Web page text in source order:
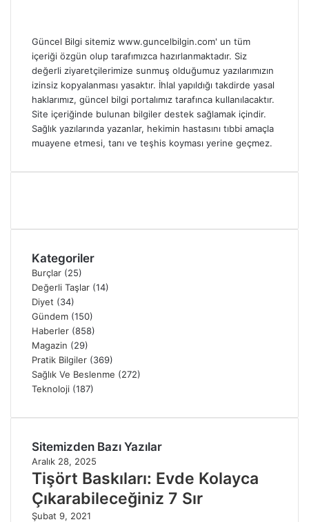
Güncel Bilgi sitemiz www.guncelbilgin.com' un tüm
içeriği özgün olup tarafımızca hazırlanmaktadır. Siz
değerli ziyaretçilerimize sunmuş olduğumuz yazılarımızın
izinsiz kopyalanması yasaktır. İhlal yapıldığı takdirde yasal
haklarımız, güncel bilgi portalımız tarafınca kullanılacaktır.
Site içeriğinde bulunan bilgiler destek sağlamak içindir.
Sağlık yazılarında yazanlar, hekimin hastasını tıbbi amaçla
muayene etmesi, tanı ve teşhis koyması yerine geçmez.
Kategoriler
Burçlar (25)
Değerli Taşlar (14)
Diyet (34)
Gündem (150)
Haberler (858)
Magazin (29)
Pratik Bilgiler (369)
Sağlık Ve Beslenme (272)
Teknoloji (187)
Sitemizden Bazı Yazılar
Aralık 28, 2025
Tişört Baskıları: Evde Kolayca
Çıkarabileceğiniz 7 Sır
Şubat 9, 2021